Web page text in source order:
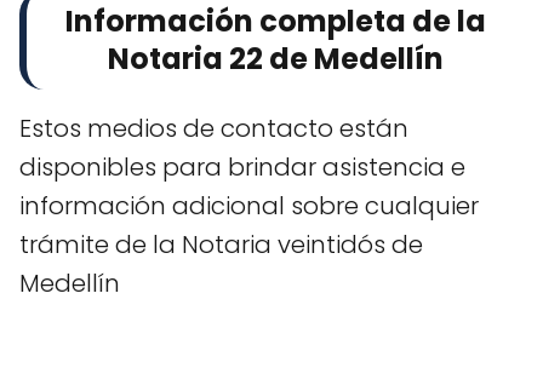
Información completa de la
Notaria 22 de Medellín
Estos medios de contacto están
disponibles para brindar asistencia e
información adicional sobre cualquier
trámite de la Notaria veintidós de
Medellín